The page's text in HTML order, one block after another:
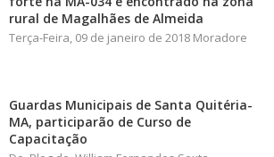
rural de Magalhães de Almeida
Terça-Feira, 09 de janeiro de 2018 Moradore
Guardas Municipais de Santa Quitéria-
MA, participarão de Curso de
Capacitação